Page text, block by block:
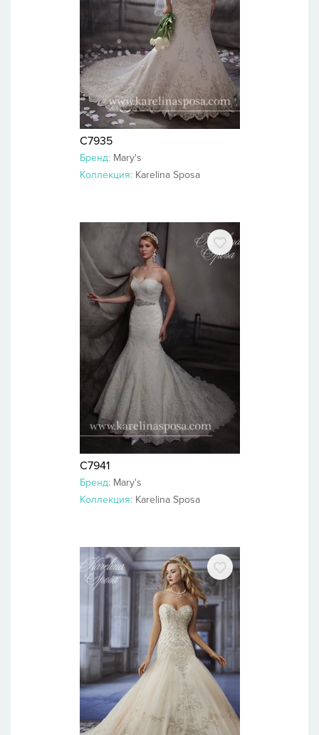
C7935
Бренд: Mary's
Коллекция: Karelina Sposa
C7941
Бренд: Mary's
Коллекция: Karelina Sposa